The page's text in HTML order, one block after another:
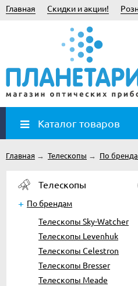
Главная Скидки и акции!
Каталог товаров
Главная → Телескопы → По
Телескопы
По брендам
Телескопы Sky-Watcher
Телескопы Levenhuk
Телескопы Celestron
Телескопы Bresser
Телескопы Meade